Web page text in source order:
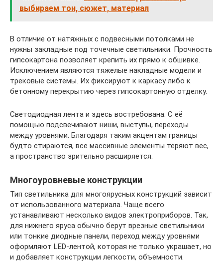
выбираем тон, сюжет, материал
В отличие от натяжных с подвесными потолками не
нужны закладные под точечные светильники. Прочность
гипсокартона позволяет крепить их прямо к обшивке.
Исключением являются тяжелые накладные модели и
трековые системы. Их фиксируют к каркасу либо к
бетонному перекрытию через гипсокартонную отделку.
Светодиодная лента и здесь востребована. С её
помощью подсвечивают ниши, выступы, переходы
между уровнями. Благодаря таким акцентам границы
будто стираются, все массивные элементы теряют вес,
а пространство зрительно расширяется.
Многоуровневые конструкции
Тип светильника для многоярусных конструкций зависит
от использованного материала. Чаще всего
устанавливают несколько видов электроприборов. Так,
для нижнего яруса обычно берут врезные светильники
или тонкие диодные панели, переход между уровнями
оформляют LED-лентой, которая не только украшает, но
и добавляет конструкции легкости, объемности.